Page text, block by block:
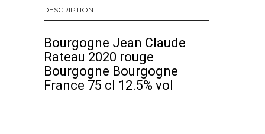
DESCRIPTION
Bourgogne Jean Claude
Rateau 2020 rouge
Bourgogne Bourgogne
France 75 cl 12.5% vol